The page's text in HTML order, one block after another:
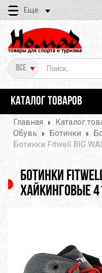
Еще
Все
КАТАЛОГ ТОВАРОВ
Главная Каталог
Обувь
Ботинки
Ботинки Fitwell BIG
Ботинки Fitwell
хайкинговые